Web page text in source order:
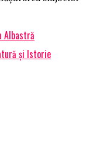
Albastră
și Istorie